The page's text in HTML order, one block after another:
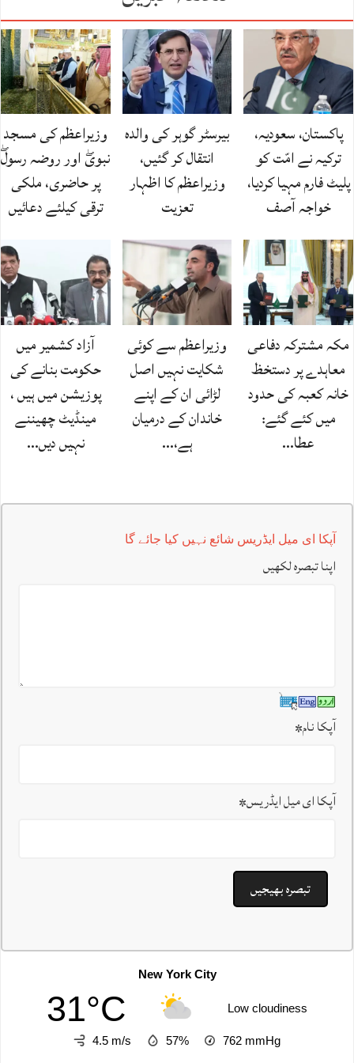
پاکستان، سعودیہ،
ترکیہ نے امّت کو
پلیٹ فارم مہیا کردیا،
خواجہ آصف
بیرسٹر گوہر کی والدہ
انتقال کر گئیں،
وزیراعظم کا اظہار
تعزیت
وزیراعظم کی مسجد
نبویۖ اور روضہ رسولۖ
پر حاضری، ملکی
ترقی کیلئے دعائیں
مکہ مشترکہ دفاعی
معاہدے پر دستخظ
خانہ کعبہ کی حدود
میں کئے گئے:
عطا…
وزیراعظم سے کوئی
شکایت نہیں اصل
لڑائی ان کے اپنے
خاندان کے درمیان
ہے،…
آزاد کشمیر میں
حکومت بنانے کی
پوزیشن میں ہیں ،
مینڈیٹ چھیننے
نہیں دیں…
آپکا ای میل ایڈریس شائع نہیں کیا جائے گا
اپنا تبصرہ لکھیں
آپکا نام*
آپکا ای میل ایڈریس*
New York City
31°C Low cloudiness
4.5 m/s 57% 762 mmHg